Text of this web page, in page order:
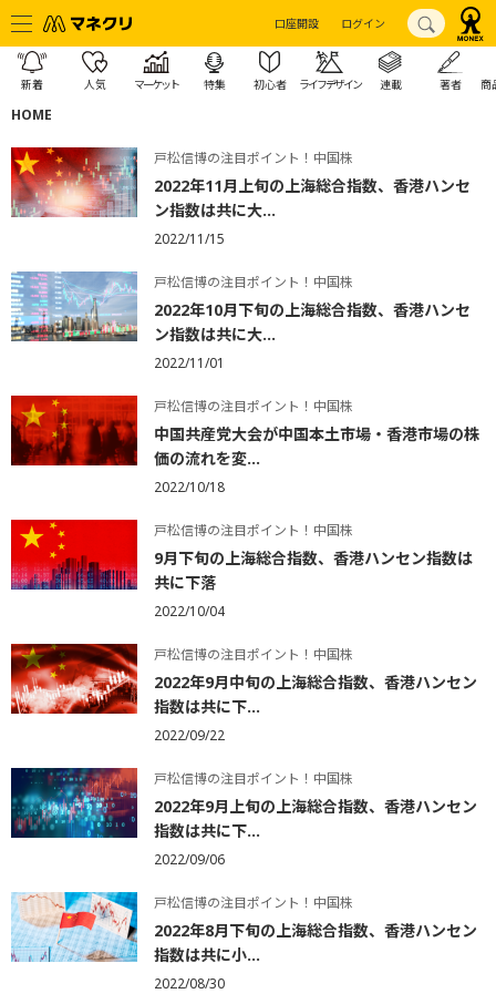
口座開設 ログイン
新着 人気 マーケット 特集 初心者 ライフデザイン 連載 著者 商
HOME
戸松信博の注目ポイント！中国株
2022年11月上旬の上海総合指数、香港ハンセ
ン指数は共に大...
2022/11/15
戸松信博の注目ポイント！中国株
2022年10月下旬の上海総合指数、香港ハンセ
ン指数は共に大...
2022/11/01
戸松信博の注目ポイント！中国株
中国共産党大会が中国本土市場・香港市場の株
価の流れを変...
2022/10/18
戸松信博の注目ポイント！中国株
9月下旬の上海総合指数、香港ハンセン指数は
共に下落
2022/10/04
戸松信博の注目ポイント！中国株
2022年9月中旬の上海総合指数、香港ハンセン
指数は共に下...
2022/09/22
戸松信博の注目ポイント！中国株
2022年9月上旬の上海総合指数、香港ハンセン
指数は共に下...
2022/09/06
戸松信博の注目ポイント！中国株
2022年8月下旬の上海総合指数、香港ハンセン
指数は共に小...
2022/08/30